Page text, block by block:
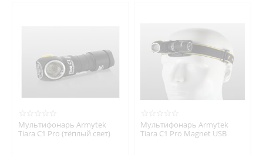
Мультифонарь Armytek
Tiara C1 Pro (тёплый свет)
Мультифонарь Armytek
Tiara C1 Pro Magnet USB